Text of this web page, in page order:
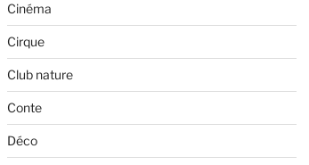
Cinéma
Cirque
Club nature
Conte
Déco